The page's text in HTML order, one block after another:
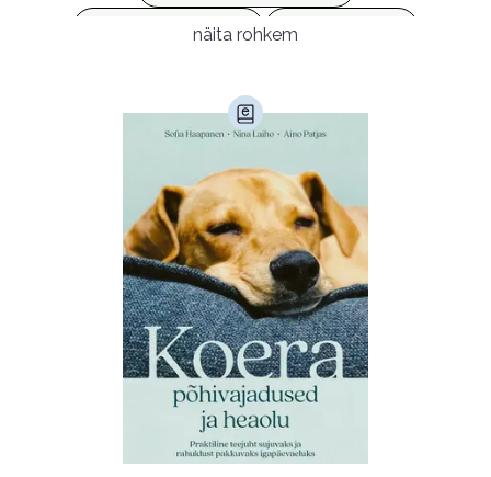
Populaarsed (25)
Ajakirjad (17)
Armastusromaanid (293)
Biograafiad (229)
Eesti kirjandus (1774)
Ettevõtlus (30)
Filoloogia (121)
Filosoofia (146)
Geograafia (65)
Haridus (20)
Ilukirjandus (4255)
näita rohkem